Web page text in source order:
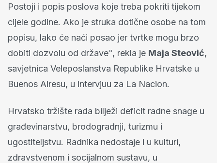
Postoji i popis poslova koje treba pokriti tijekom
cijele godine. Ako je struka dotične osobe na tom
popisu, lako će naći posao jer tvrtke mogu brzo
dobiti dozvolu od države", rekla je Maja Steović,
savjetnica Veleposlanstva Republike Hrvatske u
Buenos Airesu, u intervjuu za La Nacion.
Hrvatsko tržište rada bilježi deficit radne snage u
građevinarstvu, brodogradnji, turizmu i
ugostiteljstvu. Radnika nedostaje i u kulturi,
zdravstvenom i socijalnom sustavu, u